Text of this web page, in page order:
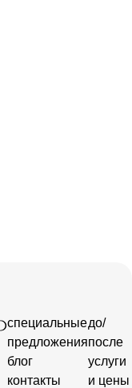
специальные
предложения
блог
контакты
до/
после
услуги
и цены